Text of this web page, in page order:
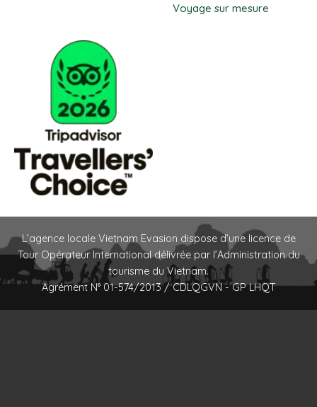
Voyage sur mesure
L’agence locale Vietnam Evasion dispose d’une licence de
Tour Opérateur International délivrée par l’Administration du
tourisme du Vietnam.
Agrément N° 01-574/2013 / CDLQGVN - GP LHQT